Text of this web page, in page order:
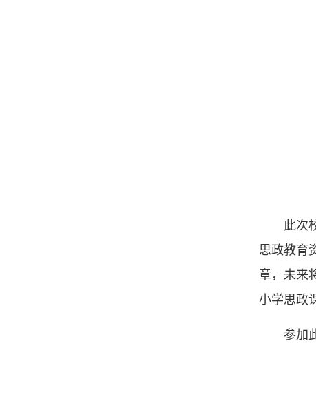
此次
思政教育
章，未来
小学思政
参加